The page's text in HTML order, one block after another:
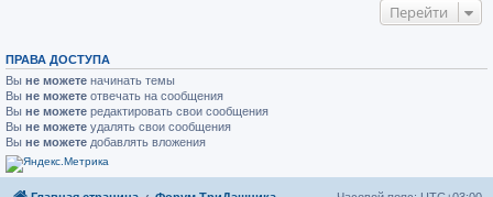
Перейти
ПРАВА ДОСТУПА
Вы не можете начинать темы
Вы не можете отвечать на сообщения
Вы не можете редактировать свои сообщения
Вы не можете удалять свои сообщения
Вы не можете добавлять вложения